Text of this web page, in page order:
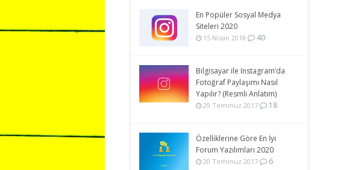
En Popüler Sosyal Medya
Siteleri 2020
15 Nisan 2018 40
Bilgisayar ile Instagram’da
Fotoğraf Paylaşımı Nasıl
Yapılır? (Resmli Anlatım)
29 Temmuz 2017 18
Özelliklerine Göre En İyi
Forum Yazılımları 2020
20 Temmuz 2017 6